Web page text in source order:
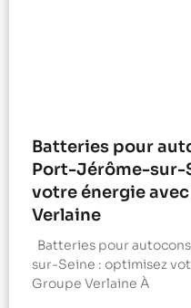
Batteries pour
Port-Jérôme-sur-
votre énergie
Verlaine
Batteries pour
sur-Seine : optimisez
Groupe Verlaine À